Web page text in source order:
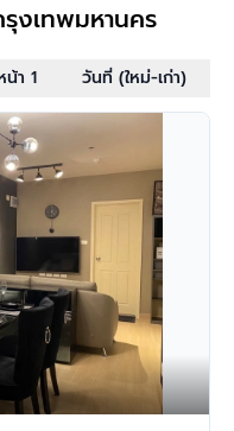
งเทพมหานคร
น้า 1 วันที่ (ใหม่-เก่า)